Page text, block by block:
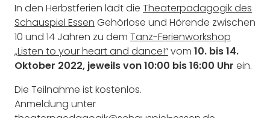
In den Herbstferien lädt die Theaterpädagogik des
Schauspiel Essen Gehörlose und Hörende zwischen
10 und 14 Jahren zu dem Tanz-Ferienworkshop
„Listen to your heart and dance!“vom 10. bis 14.
Oktober 2022, jeweils von 10:00 bis 16:00 Uhr ein.
Die Teilnahme ist kostenlos.
Anmeldung unter